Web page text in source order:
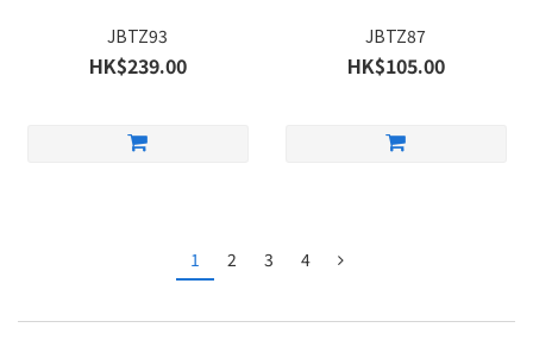
JBTZ93
HK$239.00
JBTZ87
HK$105.00
1 2 3 4